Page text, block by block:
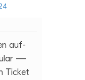
auf­
—
Ticket